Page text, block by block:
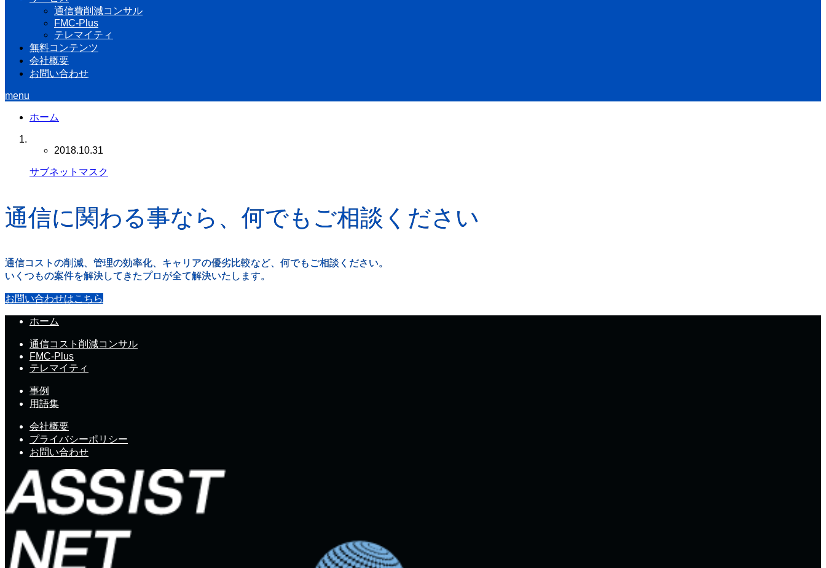
通信費削減コンサル
FMC-Plus
テレマイティ
無料コンテンツ
会社概要
お問い合わせ
menu
ホーム
2018.10.31
サブネットマスク
通信に関わる事なら、何でもご相談ください
通信コストの削減、管理の効率化、キャリアの優劣比較など、何でもご相談ください。
いくつもの案件を解決してきたプロが全て解決いたします。
お問い合わせはこちら
ホーム
通信コスト削減コンサル
FMC-Plus
テレマイティ
事例
用語集
会社概要
プライバシーポリシー
お問い合わせ